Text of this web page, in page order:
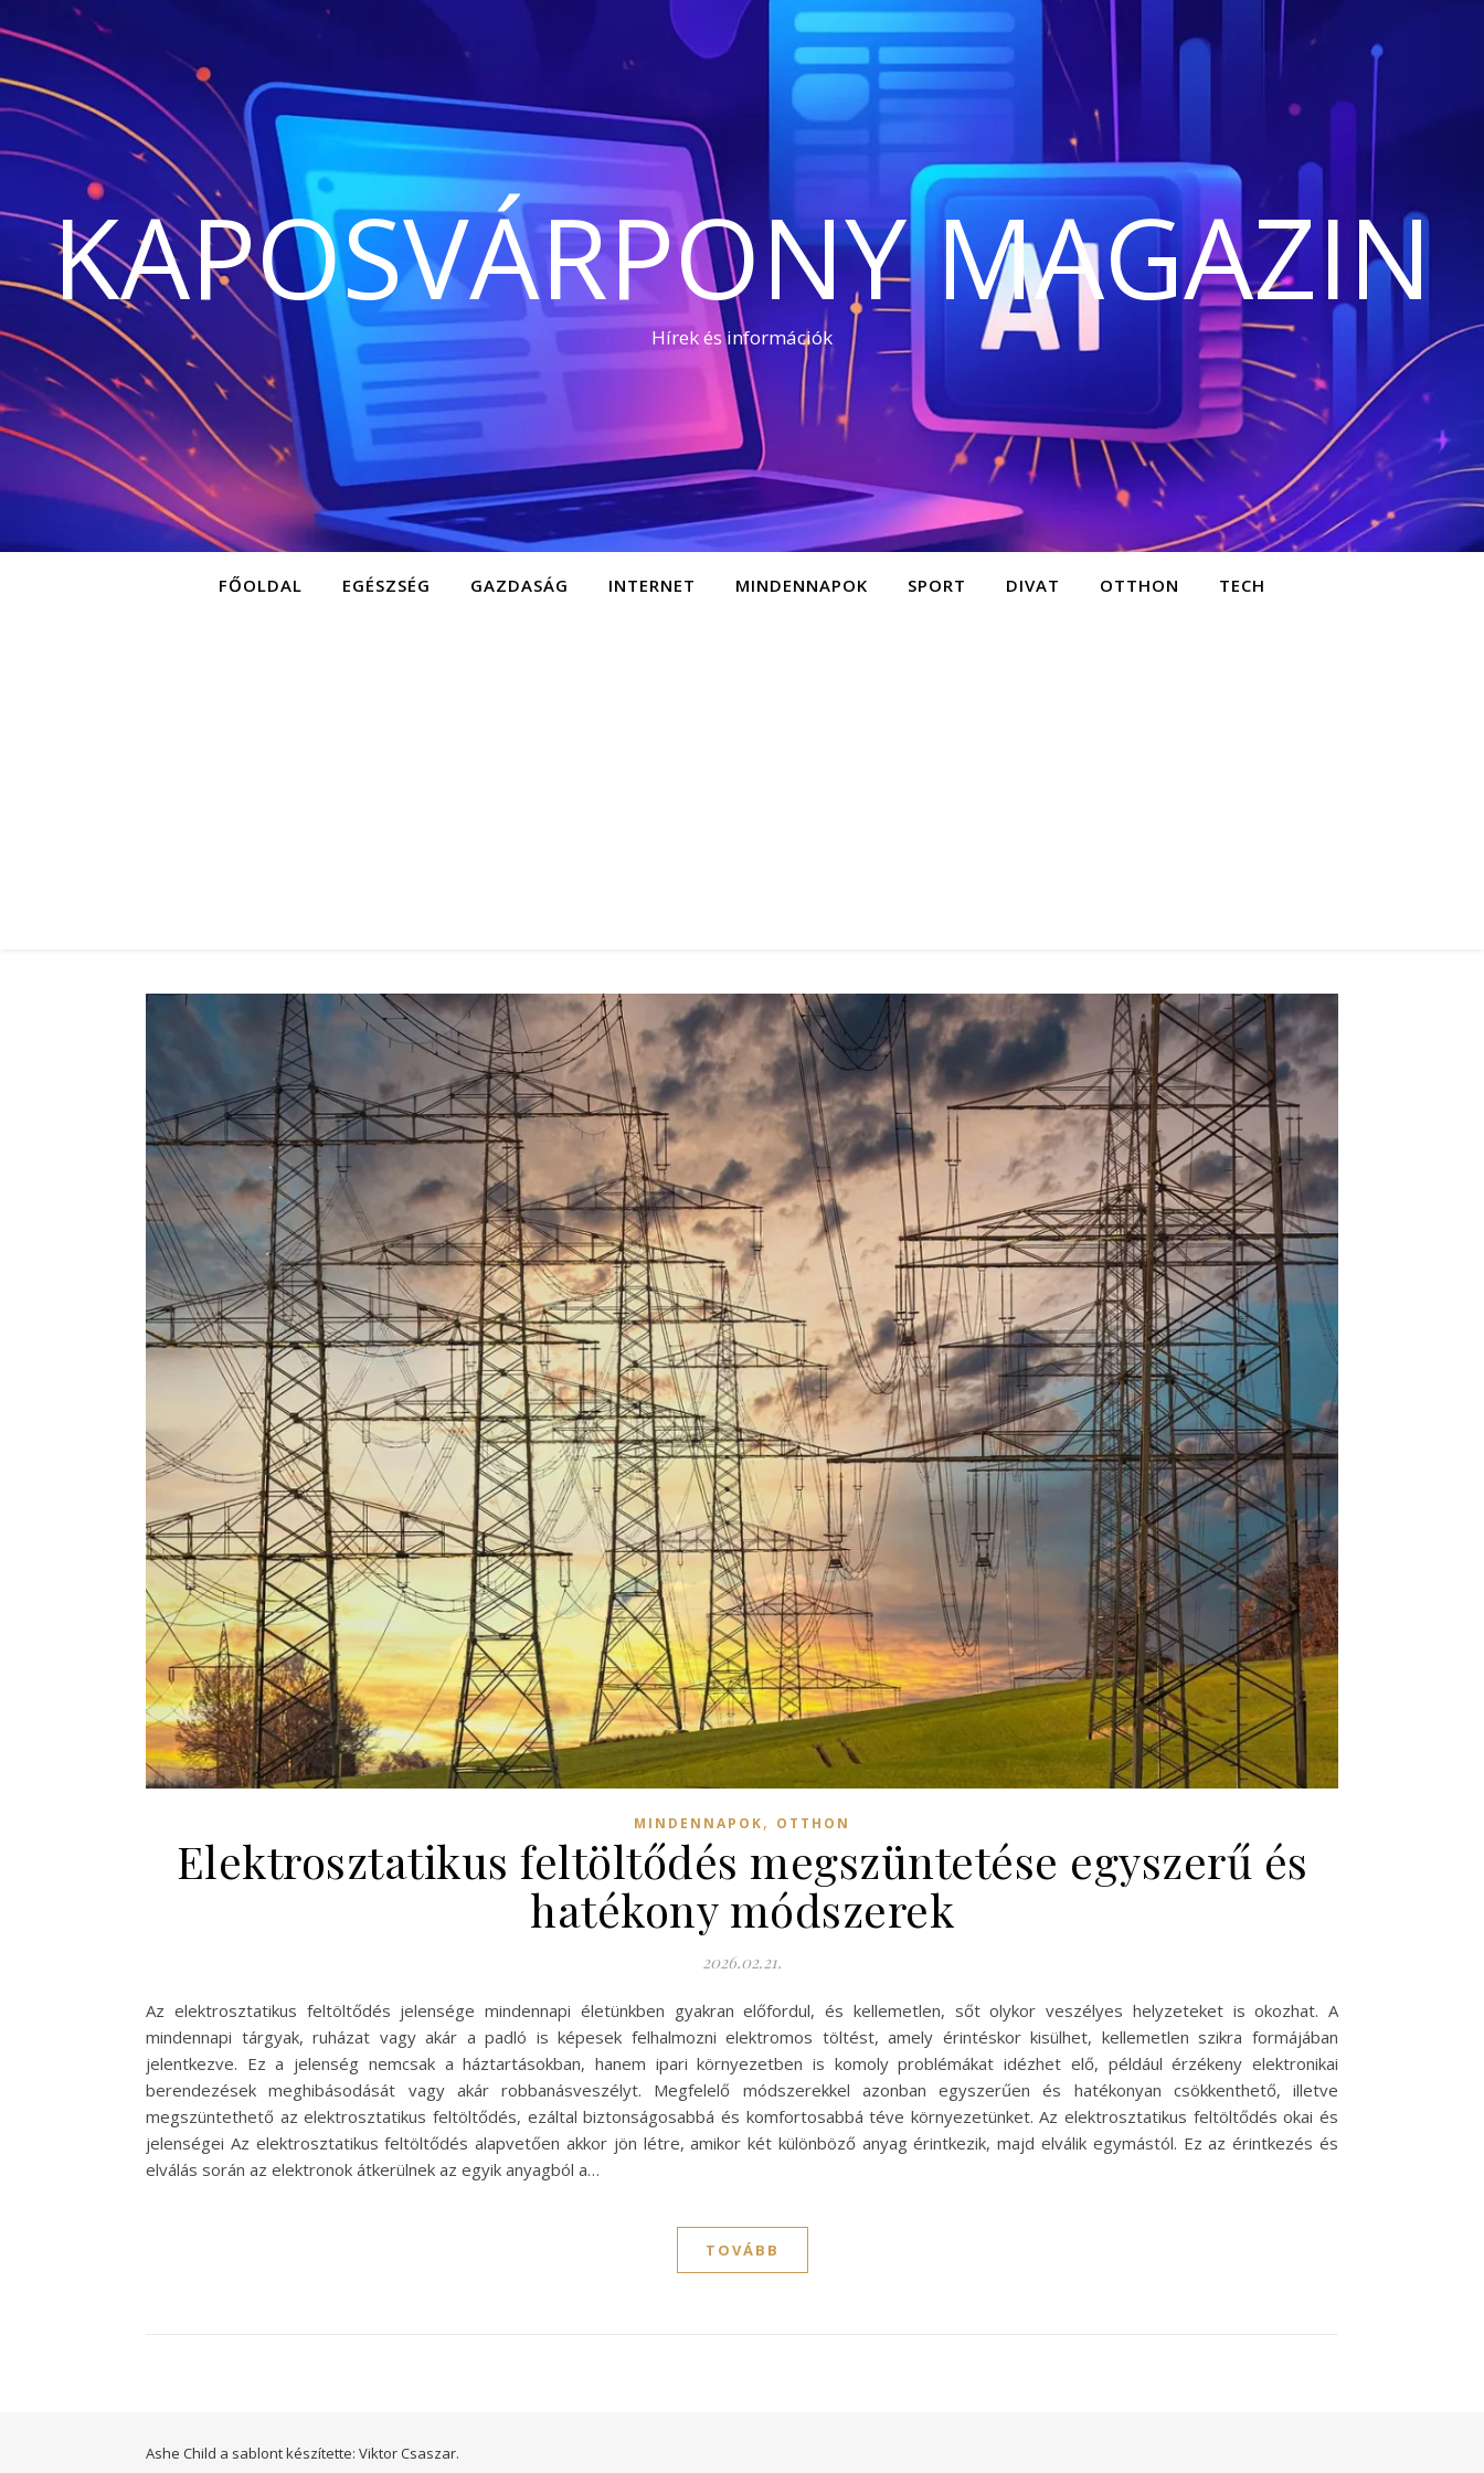
KAPOSVÁRPONY MAGAZIN
Hírek és információk
FŐOLDAL EGÉSZSÉG GAZDASÁG INTERNET MINDENNAPOK SPORT DIVAT OTTHON TECH
MINDENNAPOK, OTTHON
Elektrosztatikus feltöltődés megszüntetése egyszerű és
hatékony módszerek
2026.02.21.
Az elektrosztatikus feltöltődés jelensége mindennapi életünkben gyakran előfordul, és kellemetlen, sőt olykor veszélyes helyzeteket is okozhat. A
mindennapi tárgyak, ruházat vagy akár a padló is képesek felhalmozni elektromos töltést, amely érintéskor kisülhet, kellemetlen szikra formájában
jelentkezve. Ez a jelenség nemcsak a háztartásokban, hanem ipari környezetben is komoly problémákat idézhet elő, például érzékeny elektronikai
berendezések meghibásodását vagy akár robbanásveszélyt. Megfelelő módszerekkel azonban egyszerűen és hatékonyan csökkenthető, illetve
megszüntethető az elektrosztatikus feltöltődés, ezáltal biztonságosabbá és komfortosabbá téve környezetünket. Az elektrosztatikus feltöltődés okai és
jelenségei Az elektrosztatikus feltöltődés alapvetően akkor jön létre, amikor két különböző anyag érintkezik, majd elválik egymástól. Ez az érintkezés és
elválás során az elektronok átkerülnek az egyik anyagból a…
TOVÁBB
Ashe Child a sablont készítette: Viktor Csaszar.